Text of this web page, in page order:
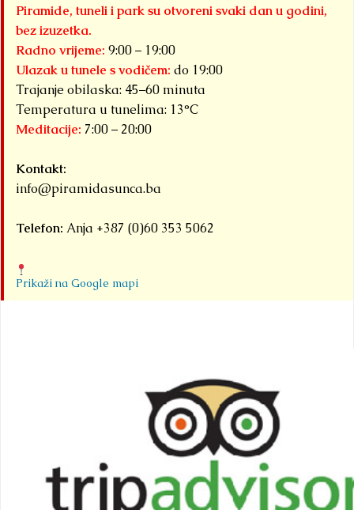
Piramide, tuneli i park su otvoreni svaki dan u godini,
bez izuzetka.
Radno vrijeme: 9:00 – 19:00
Ulazak u tunele s vodičem: do 19:00
Trajanje obilaska: 45–60 minuta
Temperatura u tunelima: 13°C
Meditacije: 7:00 – 20:00
Kontakt:
info@piramidasunca.ba
Telefon: Anja +387 (0)60 353 5062
Prikaži na Google mapi